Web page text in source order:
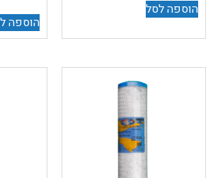
הוספה לסל
הוספה